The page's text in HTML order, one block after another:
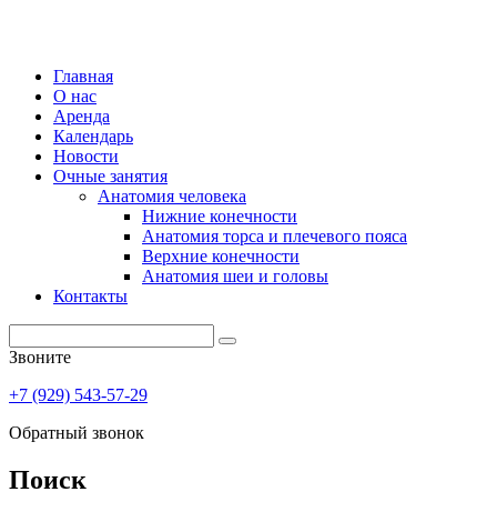
Главная
О нас
Аренда
Календарь
Новости
Очные занятия
Анатомия человека
Нижние конечности
Анатомия торса и плечевого пояса
Верхние конечности
Анатомия шеи и головы
Контакты
Звоните
+7 (929) 543-57-29
Обратный звонок
Поиск